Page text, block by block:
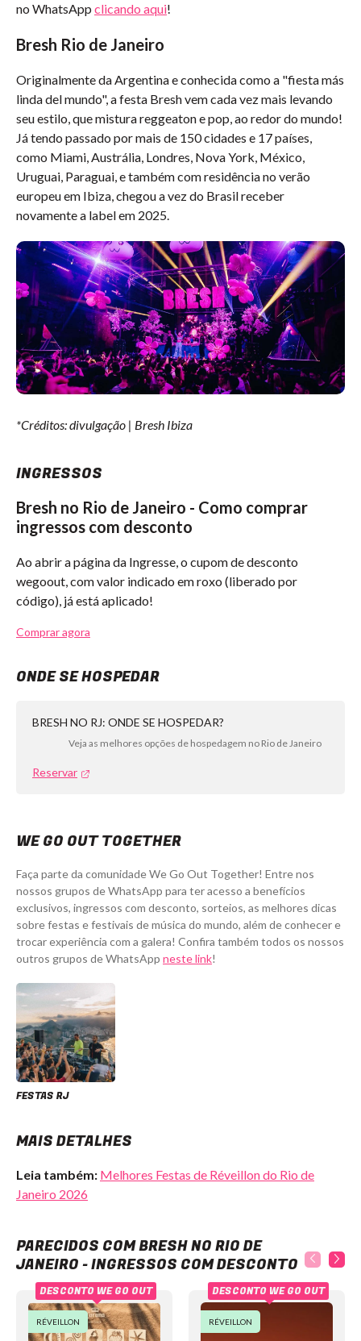
no WhatsApp clicando aqui!
Bresh Rio de Janeiro
Originalmente da Argentina e conhecida como a "fiesta más
linda del mundo", a festa Bresh vem cada vez mais levando
seu estilo, que mistura reggeaton e pop, ao redor do mundo!
Já tendo passado por mais de 150 cidades e 17 países,
como Miami, Austrália, Londres, Nova York, México,
Uruguai, Paraguai, e também com residência no verão
europeu em Ibiza, chegou a vez do Brasil receber
novamente a label em 2025.
*Créditos: divulgação | Bresh Ibiza
INGRESSOS
Bresh no Rio de Janeiro - Como comprar
ingressos com desconto
Ao abrir a página da Ingresse, o cupom de desconto
wegoout, com valor indicado em roxo (liberado por
código), já está aplicado!
Comprar agora
ONDE SE HOSPEDAR
BRESH NO RJ: ONDE SE HOSPEDAR?
Veja as melhores opções de hospedagem no Rio de Janeiro
Reservar
WE GO OUT TOGETHER
Faça parte da comunidade We Go Out Together! Entre nos
nossos grupos de WhatsApp para ter acesso a benefícios
exclusivos, ingressos com desconto, sorteios, as melhores dicas
sobre festas e festivais de música do mundo, além de conhecer e
trocar experiência com a galera! Confira também todos os nossos
outros grupos de WhatsApp neste link!
FESTAS RJ
MAIS DETALHES
Leia também: Melhores Festas de Réveillon do Rio de
Janeiro 2026
PARECIDOS COM BRESH NO RIO DE
JANEIRO - INGRESSOS COM DESCONTO
RÉVEILLON
DESCONTO WE GO OUT
RÉVEILLON
DESCONTO WE GO OUT